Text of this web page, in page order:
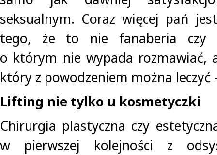
seksualnym. Coraz więcej pań
tego, że to nie fanaberia czy
o którym nie wypada rozmawiać,
który z powodzeniem można leczyć
Lifting nie tylko u kosmetyczki
Chirurgia plastyczna czy
w pierwszej kolejności z